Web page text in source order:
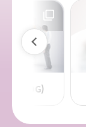
목표(SDG)
이
전